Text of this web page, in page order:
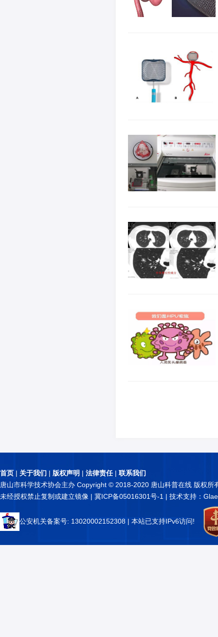
首页 | 关于我们 | 版权声明 | 法律责任| 联系我们
唐山市科学技术协会主办 Copyright © 2018-2020 唐山科普在线 版权所
未经授权禁止复制或建立镜像 | 冀ICP备05016301号-1 | 技术支持：
公安机关备案号: 13020002152308 | 本站已支持IPv6访问!